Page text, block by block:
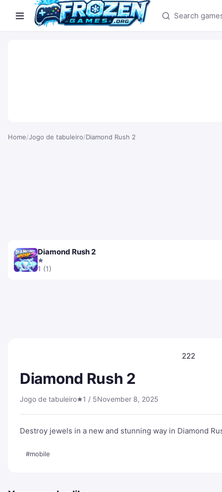
Search games
Home/Jogo de tabuleiro/Diamond Rush 2
Diamond Rush 2
1 (1)
222
Diamond Rush 2
Jogo de tabuleiro 1 / 5November 8, 2025
Destroy jewels in a new and stunning way in Diamond
#mobile